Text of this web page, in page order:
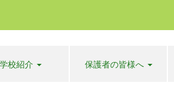
学校紹介 保護者の皆様へ